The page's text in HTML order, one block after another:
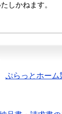
しかねます。
ぷらっとホーム